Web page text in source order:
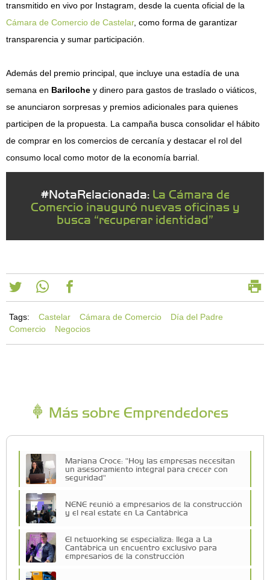
transmitido en vivo por Instagram, desde la cuenta oficial de la
Cámara de Comercio de Castelar, como forma de garantizar
transparencia y sumar participación.
Además del premio principal, que incluye una estadía de una
semana en Bariloche y dinero para gastos de traslado o viáticos,
se anunciaron sorpresas y premios adicionales para quienes
participen de la propuesta. La campaña busca consolidar el hábito
de comprar en los comercios de cercanía y destacar el rol del
consumo local como motor de la economía barrial.
#NotaRelacionada: La Cámara de
Comercio inauguró nuevas oficinas y
busca “recuperar identidad”
Tags: Castelar Cámara de Comercio
Día del Padre
Comercio
Negocios
Más sobre Emprendedores
Mariana Croce: "Hoy las empresas necesitan
un asesoramiento integral para crecer con
seguridad"
NENE reunió a empresarios de la construcción
y el real estate en La Cantábrica
El networking se especializa: llega a La
Cantábrica un encuentro exclusivo para
empresarios de la construcción